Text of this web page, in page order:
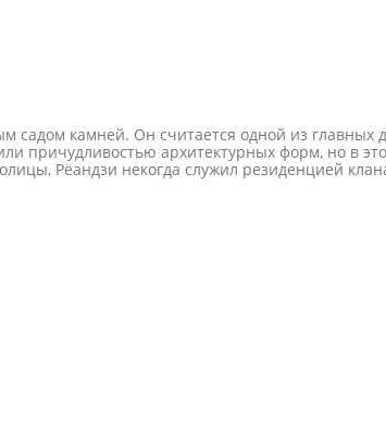
камней. Он считается одной из главных
причудливостью архитектурных форм, но в
Рёандзи некогда служил резиденцией